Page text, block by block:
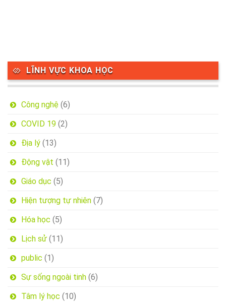
LĨNH VỰC KHOA HỌC
Công nghệ (6)
COVID 19 (2)
Địa lý (13)
Động vật (11)
Giáo dục (5)
Hiện tượng tự nhiên (7)
Hóa học (5)
Lịch sử (11)
public (1)
Sự sống ngoài tinh (6)
Tâm lý học (10)